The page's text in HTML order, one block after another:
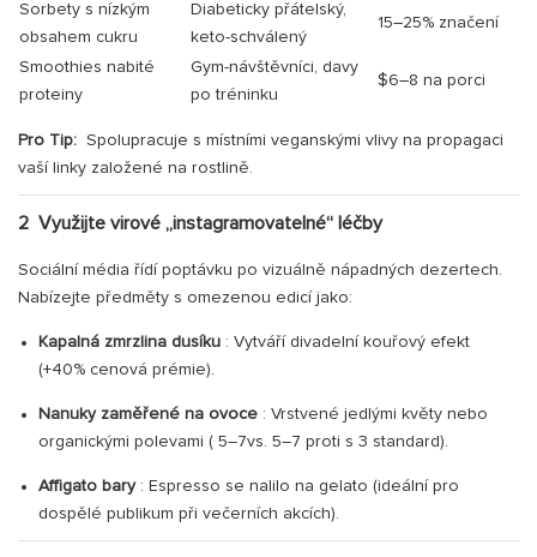
Sorbety s nízkým
obsahem cukru
Diabeticky přátelský,
keto-schválený
15–25% značení
Smoothies nabité
proteiny
Gym-návštěvníci, davy
po tréninku
$6–8 na porci
Pro Tip: Spolupracuje s místními veganskými vlivy na propagaci
vaší linky založené na rostlině.
2 Využijte virové „instagramovatelné“ léčby
Sociální média řídí poptávku po vizuálně nápadných dezertech.
Nabízejte předměty s omezenou edicí jako:
Kapalná zmrzlina dusíku : Vytváří divadelní kouřový efekt
(+40% cenová prémie).
Nanuky zaměřené na ovoce : Vrstvené jedlými květy nebo
organickými polevami ( 5–7vs. 5–7 proti s 3 standard).
Affigato bary : Espresso se nalilo na gelato (ideální pro
dospělé publikum při večerních akcích).